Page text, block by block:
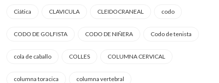
Ciática CLAVICULA CLEIDOCRANEAL codo
CODO DE GOLFISTA CODO DE NIÑERA Codo de tenista
cola de caballo COLLES COLUMNA CERVICAL
columna toracica columna vertebral